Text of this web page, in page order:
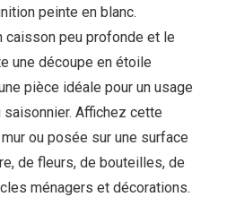
peinte en blanc.
caisson peu profonde et le
une découpe en étoile
pièce idéale pour un usage
Affichez cette
ou posée sur une surface
de fleurs, de bouteilles, de
ménagers et décorations.